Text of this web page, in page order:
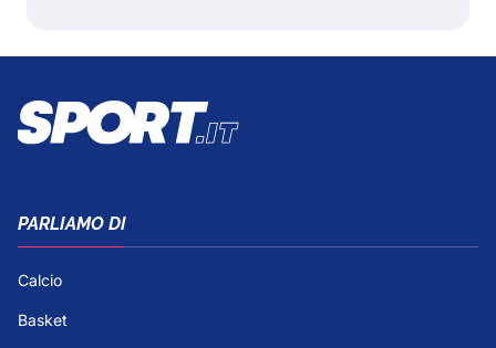
PARLIAMO DI
Calcio
Basket